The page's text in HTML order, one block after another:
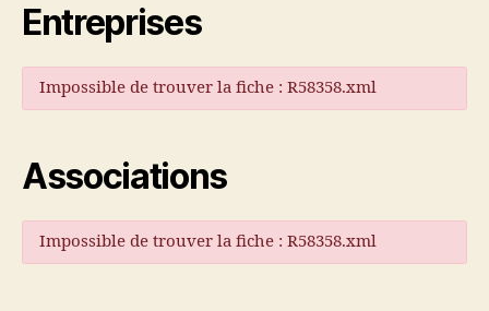
Entreprises
Impossible de trouver la fiche : R58358.xml
Associations
Impossible de trouver la fiche : R58358.xml